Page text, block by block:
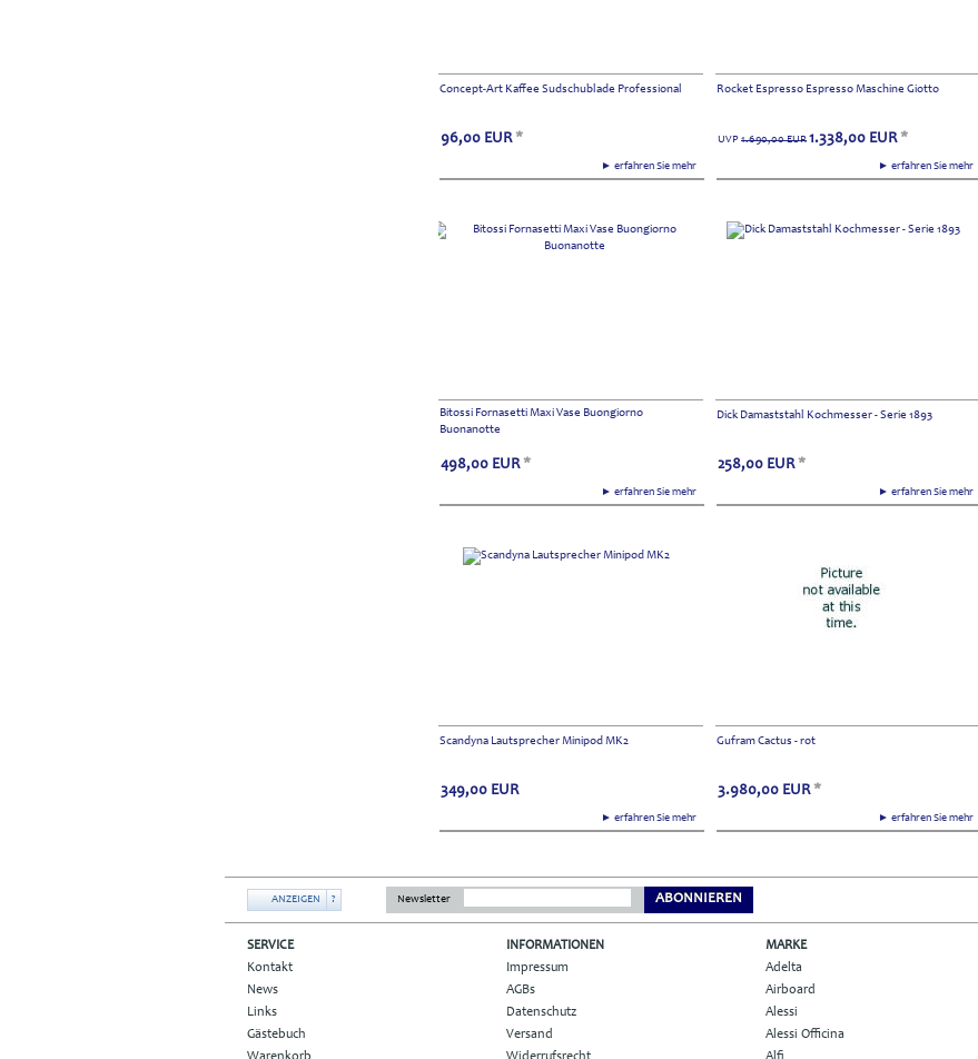
Concept-Art Kaffee Sudschublade Professional
► erfahren Sie mehr
96,00 EUR *
Rocket Espresso Espresso Maschine Giotto
► erfahren Sie mehr
UVP 1.690,00EUR 1.338,00 EUR *
Bitossi Fornasetti Maxi Vase Buongiorno
Buonanotte
► erfahren Sie mehr
498,00 EUR *
Dick Damaststahl Kochmesser - Serie 1893
► erfahren Sie mehr
258,00 EUR *
Scandyna Lautsprecher Minipod MK2
► erfahren Sie mehr
349,00 EUR
Gufram Cactus - rot
► erfahren Sie mehr
3.980,00 EUR *
ANZEIGEN ? Newsletter ABONNIEREN
SERVICE
Kontakt
News
Links
Gästebuch
INFORMATIONEN
Impressum
AGBs
Datenschutz
Versand
MARKE
Adelta
Airboard
Alessi
Alessi Officina